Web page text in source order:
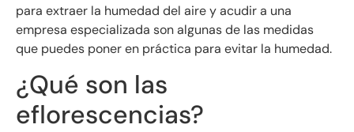
para extraer la humedad del aire y acudir a una
empresa especializada son algunas de las medidas
que puedes poner en práctica para evitar la humedad.
¿Qué son las
eflorescencias?